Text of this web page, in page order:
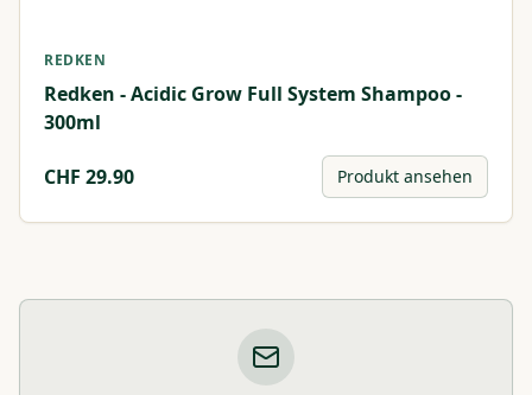
REDKEN
Redken - Acidic Grow Full System Shampoo -
300ml
CHF 29.90 Produkt ansehen